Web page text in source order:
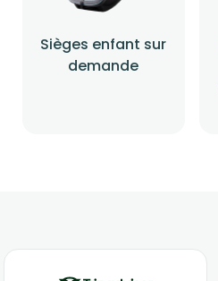
Sièges enfant sur
demande